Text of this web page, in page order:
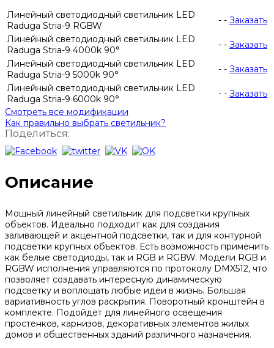
Линейный светодиодный светильник LED
Raduga Stria-9 RGBW
- - Заказать
Линейный светодиодный светильник LED
Raduga Stria-9 4000k 90°
- - Заказать
Линейный светодиодный светильник LED
Raduga Stria-9 5000k 90°
- - Заказать
Линейный светодиодный светильник LED
Raduga Stria-9 6000k 90°
- - Заказать
Смотреть все модификации
Как правильно выбрать светильник?
Поделиться:
Описание
Мощный линейный светильник для подсветки крупных
объектов. Идеально подходит как для создания
заливающей и акцентной подсветки, так и для контурной
подсветки крупных объектов. Есть возможность применить
как белые светодиоды, так и RGB и RGBW. Модели RGB и
RGBW исполнения управляются по протоколу DMX512, что
позволяет создавать интересную динамическую
подсветку и воплощать любые идеи в жизнь. Большая
вариативность углов раскрытия. Поворотный кронштейн в
комплекте. Подойдет для линейного освещения
простенков, карнизов, декоративных элементов жилых
домов и общественных зданий различного назначения.